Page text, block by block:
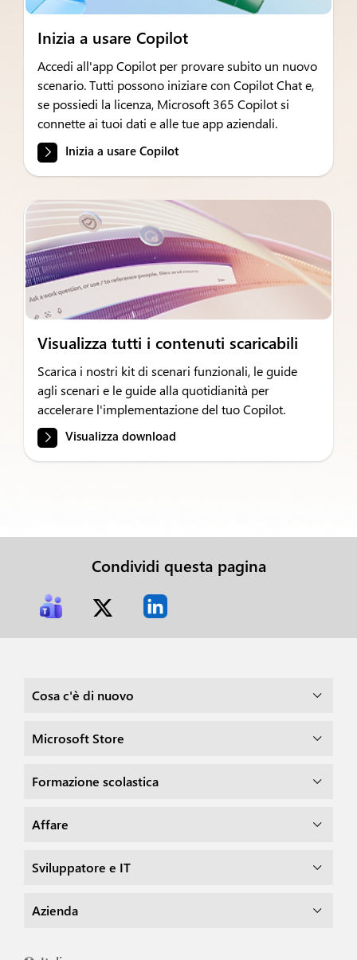
Inizia a usare Copilot
Accedi all'app Copilot per provare subito un nuovo
scenario. Tutti possono iniziare con Copilot Chat e,
se possiedi la licenza, Microsoft 365 Copilot si
connette ai tuoi dati e alle tue app aziendali.
Inizia a usare Copilot
Visualizza tutti i contenuti scaricabili
Scarica i nostri kit di scenari funzionali, le guide
agli scenari e le guide alla quotidianità per
accelerare l'implementazione del tuo Copilot.
Visualizza download
Condividi questa pagina
Cosa c'è di nuovo
Microsoft Store
Formazione scolastica
Affare
Sviluppatore e IT
Azienda